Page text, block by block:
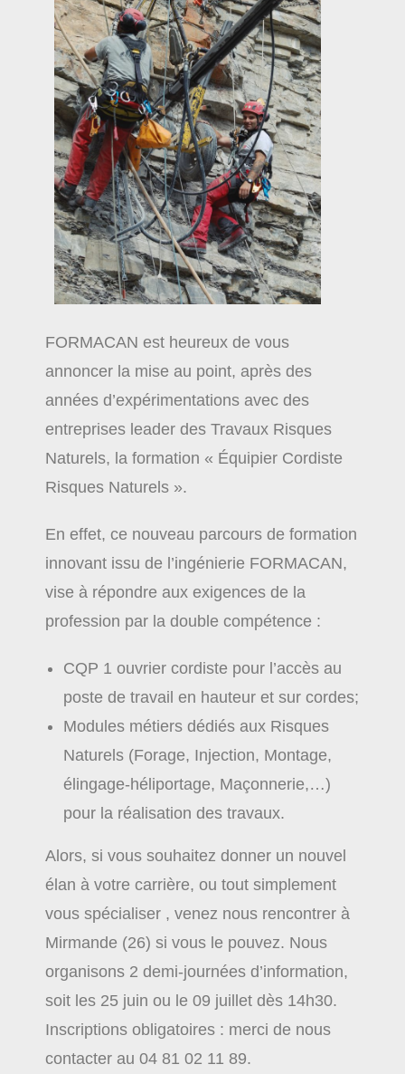
FORMACAN est heureux de vous
annoncer la mise au point, après des
années d’expérimentations avec des
entreprises leader des Travaux Risques
Naturels, la formation « Équipier Cordiste
Risques Naturels ».
En effet, ce nouveau parcours de formation
innovant issu de l’ingénierie FORMACAN,
vise à répondre aux exigences de la
profession par la double compétence :
CQP 1 ouvrier cordiste pour l’accès au
poste de travail en hauteur et sur cordes;
Modules métiers dédiés aux Risques
Naturels (Forage, Injection, Montage,
élingage-héliportage, Maçonnerie,…)
pour la réalisation des travaux.
Alors, si vous souhaitez donner un nouvel
élan à votre carrière, ou tout simplement
vous spécialiser , venez nous rencontrer à
Mirmande (26) si vous le pouvez. Nous
organisons 2 demi-journées d’information,
soit les 25 juin ou le 09 juillet dès 14h30.
Inscriptions obligatoires : merci de nous
contacter au 04 81 02 11 89.